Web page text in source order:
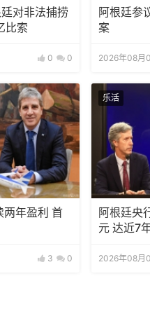
对非法捕捞
比索
0 0
阿根廷参
案
2026年08月
两年盈利 首
3 0
乐活
阿根廷央
元 达近7
2026年08月